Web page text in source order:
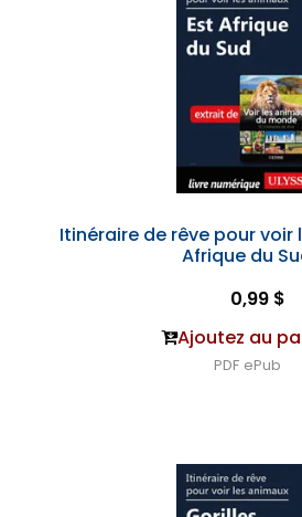
Itinéraire de rêve pour voir
Afrique du
0,99 $
Ajoutez au
PDF ePub